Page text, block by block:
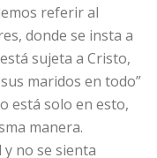
referir al
donde se insta a
sujeta a Cristo,
maridos en todo”
está solo en esto,
manera.
no se sienta